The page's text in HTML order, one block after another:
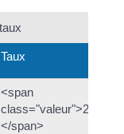
Taux
<span
class="valeur">2,80 %
</span>